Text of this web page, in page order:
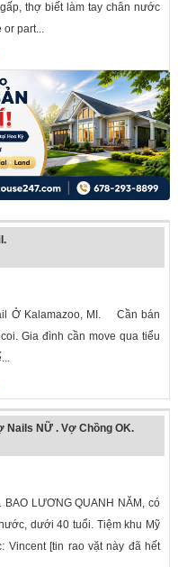
thợ biết làm tay chân nước
or part...
Ở Kalamazoo, MI. Cần bán
Gia đình cần move qua tiểu
Nails NỮ . Vợ Chồng OK.
LƯƠNG QUANH NĂM, có
dưới 40 tuổi. Tiệm khu Mỹ
Vincent [tin rao vặt này đã hết